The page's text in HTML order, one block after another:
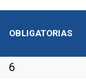
OBLIGATORIAS
6